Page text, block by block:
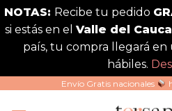
NOTAS: Recibe tu pedido
si estás en el Valle del
país, tu compra llegará en
hábiles.
Envío Gratis nacionales